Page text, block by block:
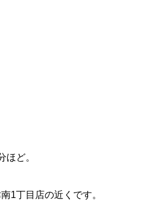
ほど。
1丁目店の近くです。